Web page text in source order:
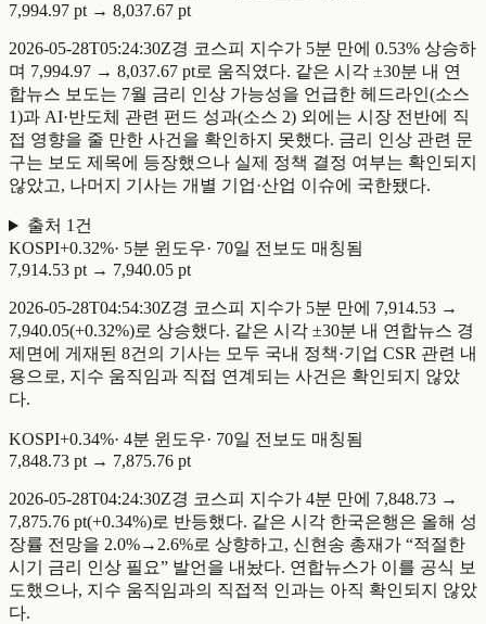
7,994.97 pt → 8,037.67 pt
2026-05-28T05:24:30Z경 코스피 지수가 5분 만에 0.53% 상승하
며 7,994.97 → 8,037.67 pt로 움직였다. 같은 시각 ±30분 내 연
합뉴스 보도는 7월 금리 인상 가능성을 언급한 헤드라인(소스
1)과 AI·반도체 관련 펀드 성과(소스 2) 외에는 시장 전반에 직
접 영향을 줄 만한 사건을 확인하지 못했다. 금리 인상 관련 문
구는 보도 제목에 등장했으나 실제 정책 결정 여부는 확인되지
않았고, 나머지 기사는 개별 기업·산업 이슈에 국한됐다.
출처 1 건
KOSPI+0.32%· 5분 윈도우· 70일 전 보도 매칭됨
7,914.53 pt → 7,940.05 pt
2026-05-28T04:54:30Z경 코스피 지수가 5분 만에 7,914.53 →
7,940.05(+0.32%)로 상승했다. 같은 시각 ±30분 내 연합뉴스 경
제면에 게재된 8건의 기사는 모두 국내 정책·기업 CSR 관련 내
용으로, 지수 움직임과 직접 연계되는 사건은 확인되지 않았
다.
KOSPI+0.34%· 4분 윈도우· 70일 전 보도 매칭됨
7,848.73 pt → 7,875.76 pt
2026-05-28T04:24:30Z경 코스피 지수가 4분 만에 7,848.73 →
7,875.76 pt(+0.34%)로 반등했다. 같은 시각 한국은행은 올해 성
장률 전망을 2.0%→2.6%로 상향하고, 신현송 총재가 “적절한
시기 금리 인상 필요” 발언을 내놨다. 연합뉴스가 이를 공식 보
도했으나, 지수 움직임과의 직접적 인과는 아직 확인되지 않았
다.